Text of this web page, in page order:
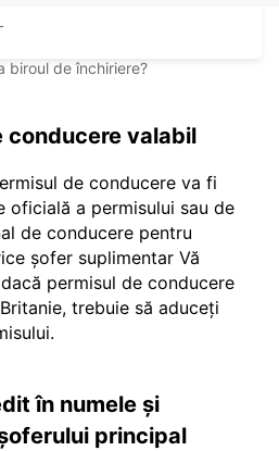
biroul de închiriere?
conducere valabil
de conducere va fi
oficială a permisului sau de
de conducere pentru
șofer suplimentar Vă
permisul de conducere
trebuie să aduceți
în numele și
principal